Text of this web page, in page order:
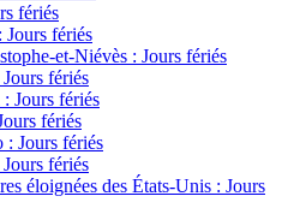
fériés
Jours fériés
et-Niévès : Jours fériés
fériés
Jours fériés
fériés
: Jours fériés
fériés
éloignées des États-Unis : Jours